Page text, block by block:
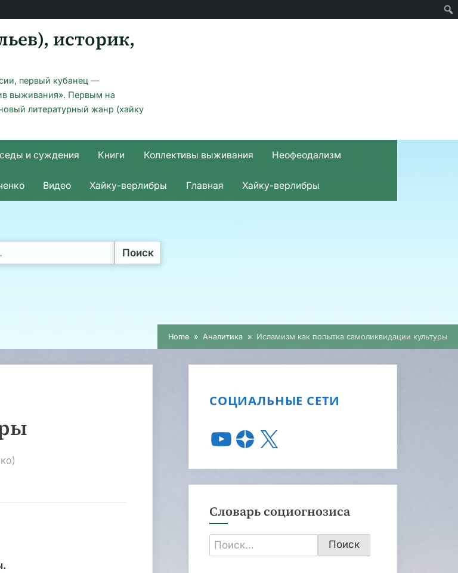
историк,
первый кубанец —
выживания». Первым на
литературный жанр (хайку
и суждения Книги Коллективы выживания Неофеодализм
Видео Хайку-верлибры Главная Хайку-верлибры
Home Аналитика Исламизм как попытка самоликвидации культуры
СОЦИАЛЬНЫЕ СЕТИ
Словарь социогнозиса
Найти: